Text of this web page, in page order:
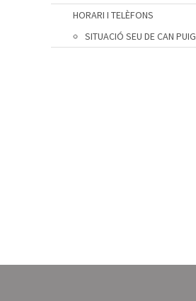
HORARI I TELÈFONS
SITUACIÓ SEU DE CAN PUIG